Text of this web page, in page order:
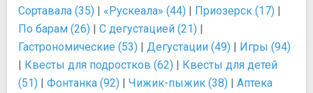
Сортавала (35) | «Рускеала» (44) | Приозерск (17) |
По барам (26) | С дегустацией (21) |
Гастрономические (53) | Дегустации (49) | Игры (94)
| Квесты для подростков (62) | Квесты для детей
(51) | Фонтанка (92) | Чижик-пыжик (38) | Аптека